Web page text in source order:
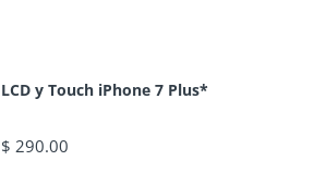
LCD y Touch iPhone 7 Plus*
$ 290.00